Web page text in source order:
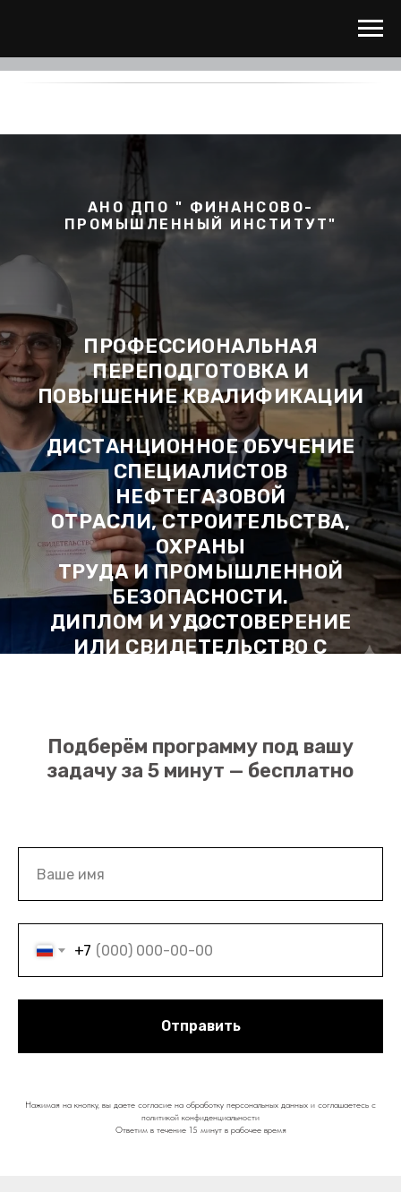
АНО ДПО " ФИНАНСОВО-
ПРОМЫШЛЕННЫЙ ИНСТИТУТ"
ПРОФЕССИОНАЛЬНАЯ
ПЕРЕПОДГОТОВКА И
ПОВЫШЕНИЕ КВАЛИФИКАЦИИ
ДИСТАНЦИОННОЕ ОБУЧЕНИЕ
СПЕЦИАЛИСТОВ
НЕФТЕГАЗОВОЙ
ОТРАСЛИ, СТРОИТЕЛЬСТВА,
ОХРАНЫ
ТРУДА И ПРОМЫШЛЕННОЙ
БЕЗОПАСНОСТИ.
ДИПЛОМ И УДОСТОВЕРЕНИЕ
ИЛИ СВИДЕТЕЛЬСТВО С
✓ Документ вносится в ФИС ФРДО — проверяется на
сайте Рособрнадзора
✓ Рассрочка 0% от 990 ₽/мес — без банка и переплат
Подберём программу под вашу
задачу за 5 минут — бесплатно
+7
Отправить
Нажимая на кнопку, вы даете согласие на обработку персональных данных и соглашаетесь c
политикой конфиденциальности
Ответим в течение 15 минут в рабочее время